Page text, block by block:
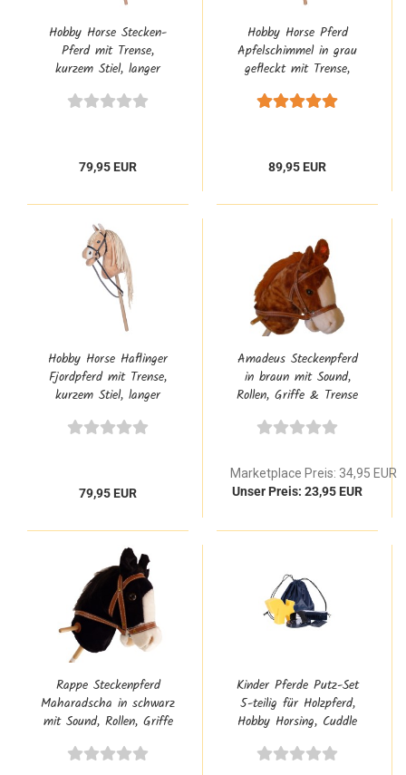
Hobby Horse Stecken-
Pferd mit Trense,
kurzem Stiel, langer
braun/weiß für Kinder
79,95 EUR
Hobby Horse Pferd
Apfelschimmel in grau
gefleckt mit Trense,
Mähne/Schweif Kinder
89,95 EUR
Hobby Horse Haflinger
Fjordpferd mit Trense,
kurzem Stiel, langer
braun/weiß für Kinder
79,95 EUR
Amadeus Steckenpferd
in braun mit Sound,
Rollen, Griffe & Trense
Marketplace Preis: 34,95 EUR
Unser Preis: 23,95 EUR
Rappe Steckenpferd
Maharadscha in schwarz
mit Sound, Rollen, Griffe
ab 2 Jahre
Kinder Pferde Putz-Set
5-teilig für Holzpferd,
Hobby Horsing, Cuddle
Striegel & Schwamm